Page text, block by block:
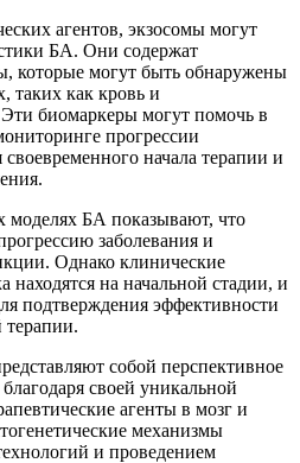
агентов, экзосомы могут
БА. Они содержат
которые могут быть обнаружены
таких как кровь и
биомаркеры могут помочь в
прогрессии
начала терапии и
моделях БА показывают, что
заболевания и
Однако клинические
находятся на начальной стадии, и
подтверждения эффективности
терапии.
собой перспективное
своей уникальной
агенты в мозг и
механизмы
и проведением